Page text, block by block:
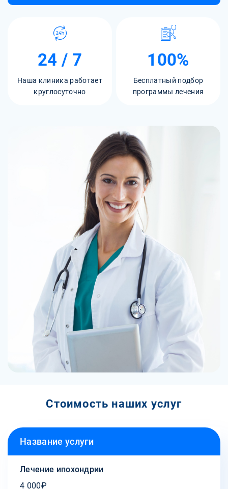
24 / 7
Наша клиника работает
круглосуточно
100%
Бесплатный подбор
программы лечения
Стоимость наших услуг
Название услуги
Лечение ипохондрии
4 000₽